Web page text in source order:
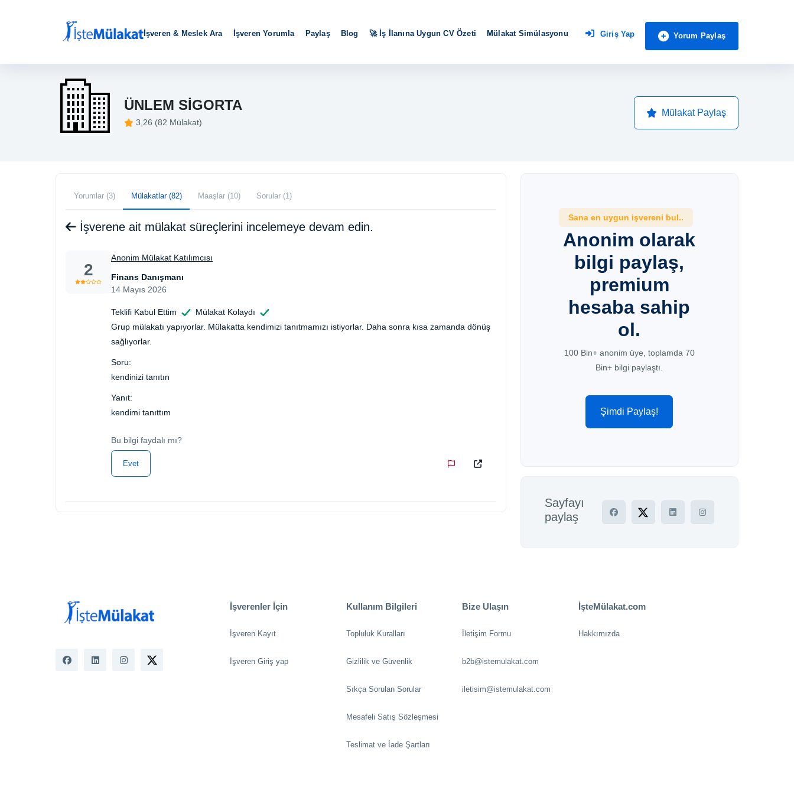
İşveren & Meslek Ara İşveren Yorumla Paylaş Blog 🚀 İş İlanına Uygun CV Özeti Mülakat Simülasyonu Giriş Yap Yorum Paylaş
ÜNLEM SİGORTA
3,26 (82 Mülakat)
Mülakat Paylaş
Yorumlar (3) Mülakatlar (82) Maaşlar (10) Sorular (1)
İşverene ait mülakat süreçlerini incelemeye devam edin.
2
Anonim Mülakat Katılımcısı
Finans Danışmanı
14 Mayıs 2026
Teklifi Kabul Ettim
Mülakat Kolaydı
Grup mülakatı yapıyorlar. Mülakatta kendimizi tanıtmamızı istiyorlar. Daha sonra kısa zamanda dönüş
sağlıyorlar.
Soru:
kendinizi tanıtın
Yanıt:
kendimi tanıttım
Bu bilgi faydalı mı?
Evet
Sana en uygun işvereni bul..
Anonim olarak
bilgi paylaş,
premium
hesaba sahip
ol.
100 Bin+ anonim üye, toplamda 70
Bin+ bilgi paylaştı.
Şimdi Paylaş!
Sayfayı
paylaş
İşverenler İçin
İşveren Kayıt
İşveren Giriş yap
Kullanım Bilgileri
Topluluk Kuralları
Gizlilik ve Güvenlik
Sıkça Sorulan Sorular
Mesafeli Satış Sözleşmesi
Teslimat ve İade Şartları
Bize Ulaşın
İletişim Formu
b2b@istemulakat.com
iletisim@istemulakat.com
İşteMülakat.com
Hakkımızda